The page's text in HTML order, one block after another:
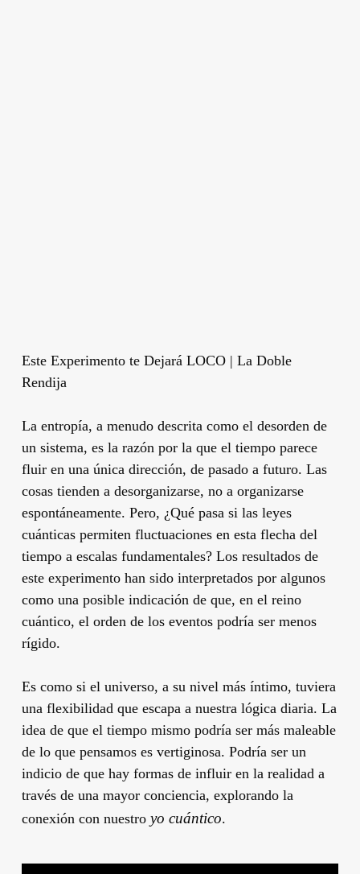
Este Experimento te Dejará LOCO | La Doble
Rendija
La entropía, a menudo descrita como el desorden de
un sistema, es la razón por la que el tiempo parece
fluir en una única dirección, de pasado a futuro. Las
cosas tienden a desorganizarse, no a organizarse
espontáneamente. Pero, ¿Qué pasa si las leyes
cuánticas permiten fluctuaciones en esta flecha del
tiempo a escalas fundamentales? Los resultados de
este experimento han sido interpretados por algunos
como una posible indicación de que, en el reino
cuántico, el orden de los eventos podría ser menos
rígido.
Es como si el universo, a su nivel más íntimo, tuviera
una flexibilidad que escapa a nuestra lógica diaria. La
idea de que el tiempo mismo podría ser más maleable
de lo que pensamos es vertiginosa. Podría ser un
indicio de que hay formas de influir en la realidad a
través de una mayor conciencia, explorando la
conexión con nuestro yo cuántico.